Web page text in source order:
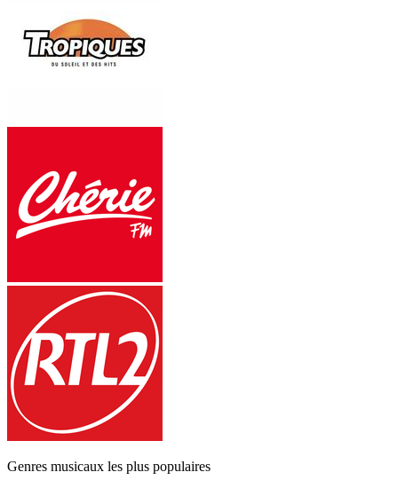
Genres musicaux les plus populaires